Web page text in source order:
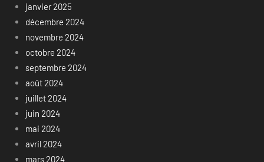
janvier 2025
décembre 2024
novembre 2024
octobre 2024
septembre 2024
août 2024
juillet 2024
juin 2024
mai 2024
avril 2024
mars 2024